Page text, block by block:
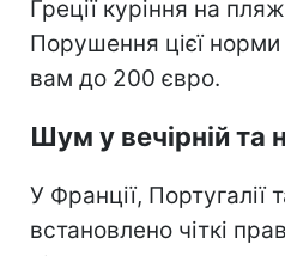
Греції куріння на
Порушення цієї
вам до 200 євро.
Шум у вечірній та
У Франції, Португалії
встановлено чіткі